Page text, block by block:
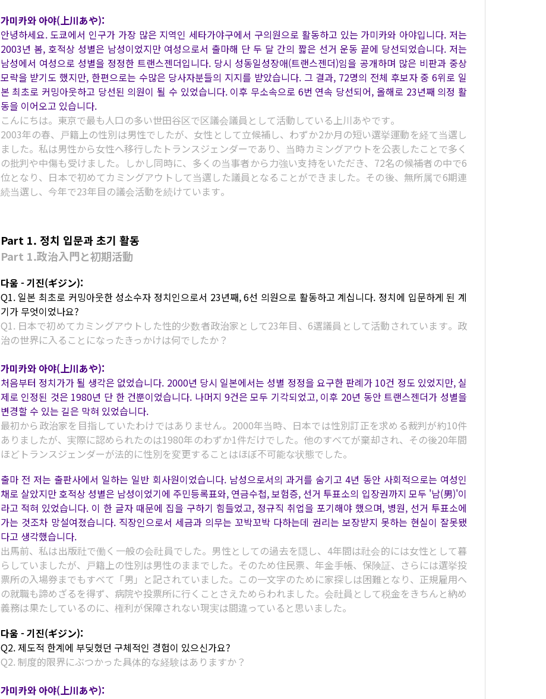
가미카와 아야(上川あや):
안녕하세요. 도쿄에서 인구가 가장 많은 지역인 세타가야구에서 구의원으로 활동하고 있는 가미카와 아야입니다. 저는
2003년 봄, 호적상 성별은 남성이었지만 여성으로서 출마해 단 두 달 간의 짧은 선거 운동 끝에 당선되었습니다. 저는
남성에서 여성으로 성별을 정정한 트랜스젠더입니다. 당시 성동일성장애(트랜스젠더)임을 공개하며 많은 비판과 중상
모략을 받기도 했지만, 한편으로는 수많은 당사자분들의 지지를 받았습니다. 그 결과, 72명의 전체 후보자 중 6위로 일
본 최초로 커밍아웃하고 당선된 의원이 될 수 있었습니다. 이후 무소속으로 6번 연속 당선되어, 올해로 23년째 의정 활
동을 이어오고 있습니다.
こんにちは。東京で最も人口の多い世田谷区で区議会議員として活動している上川あやです。
2003年の春、戸籍上の性別は男性でしたが、女性として立候補し、わずか2か月の短い選挙運動を経て当選し
ました。私は男性から女性へ移行したトランスジェンダーであり、当時カミングアウトを公表したことで多く
の批判や中傷も受けました。しかし同時に、多くの当事者から力強い支持をいただき、72名の候補者の中で6
位となり、日本で初めてカミングアウトして当選した議員となることができました。その後、無所属で6期連
続当選し、今年で23年目の議会活動を続けています。
Part 1. 정치 입문과 초기 활동
Part 1.政治入門と初期活動
다움 - 기진(ギジン):
Q1. 일본 최초로 커밍아웃한 성소수자 정치인으로서 23년째, 6선 의원으로 활동하고 계십니다. 정치에 입문하게 된 계
기가 무엇이었나요?
Q1. 日本で初めてカミングアウトした性的少数者政治家として23年目、6選議員として活動されています。政
治の世界に入ることになったきっかけは何でしたか？
가미카와 아야(上川あや):
처음부터 정치가가 될 생각은 없었습니다. 2000년 당시 일본에서는 성별 정정을 요구한 판례가 10건 정도 있었지만, 실
제로 인정된 것은 1980년 단 한 건뿐이었습니다. 나머지 9건은 모두 기각되었고, 이후 20년 동안 트랜스젠더가 성별을
변경할 수 있는 길은 막혀 있었습니다.
最初から政治家を目指していたわけではありません。2000年当時、日本では性別訂正を求める裁判が約10件
ありましたが、実際に認められたのは1980年のわずか1件だけでした。他のすべてが棄却され、その後20年間
ほどトランスジェンダーが法的に性別を変更することはほぼ不可能な状態でした。
출마 전 저는 출판사에서 일하는 일반 회사원이었습니다. 남성으로서의 과거를 숨기고 4년 동안 사회적으로는 여성인
채로 살았지만 호적상 성별은 남성이었기에 주민등록표와, 연금수첩, 보험증, 선거 투표소의 입장권까지 모두 '남(男)'이
라고 적혀 있었습니다. 이 한 글자 때문에 집을 구하기 힘들었고, 정규직 취업을 포기해야 했으며, 병원, 선거 투표소에
가는 것조차 망설여졌습니다. 직장인으로서 세금과 의무는 꼬박꼬박 다하는데 권리는 보장받지 못하는 현실이 잘못됐
다고 생각했습니다.
出馬前、私は出版社で働く一般の会社員でした。男性としての過去を隠し、4年間は社会的には女性として暮
らしていましたが、戸籍上の性別は男性のままでした。そのため住民票、年金手帳、保険証、さらには選挙投
票所の入場券までもすべて「男」と記されていました。この一文字のために家探しは困難となり、正規雇用へ
の就職も諦めざるを得ず、病院や投票所に行くことさえためらわれました。会社員として税金をきちんと納め
義務は果たしているのに、権利が保障されない現実は間違っていると思いました。
다움 - 기진(ギジン):
Q2. 제도적 한계에 부딪혔던 구체적인 경험이 있으신가요?
Q2. 制度的限界にぶつかった具体的な経験はありますか？
가미카와 아야(上川あや):